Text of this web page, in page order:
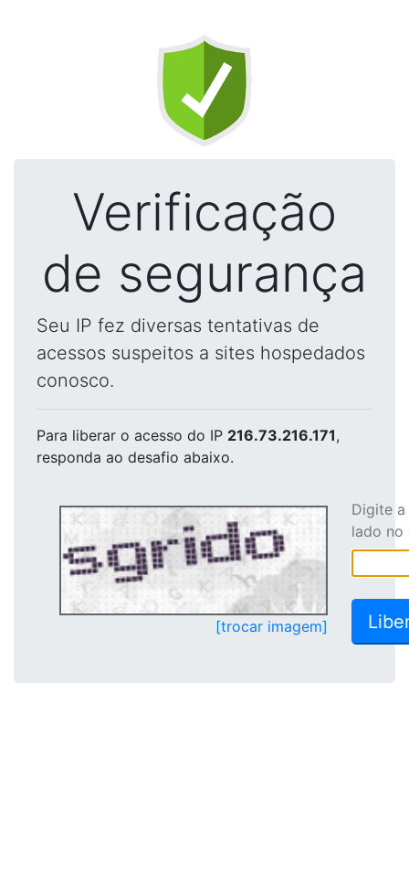
Verificação
de segurança
Seu IP fez diversas tentativas de
acessos suspeitos a sites hospedados
conosco.
Para liberar o acesso do IP 216.73.216.171,
responda ao desafio abaixo.
[trocar imagem]
Digite
lado no